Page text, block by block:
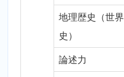
地理歴史（世界
史）
論述力